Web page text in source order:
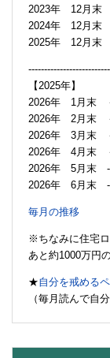
2023年 12月末
2024年 12月末
2025年 12月末
【2025年】
2026年 1月末
2026年 2月末
2026年 3月末
2026年 4月末
2026年 5月末 -
2026年 6月末 -
毎月の推移
※ちなみに住宅ロ
あと約1000万円
★自分を戒める
（毎月読んで自